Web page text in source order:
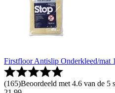
Firstfloor Antislip Onderkleed/mat
(165)Beoordeeld met 4.6 van de 5